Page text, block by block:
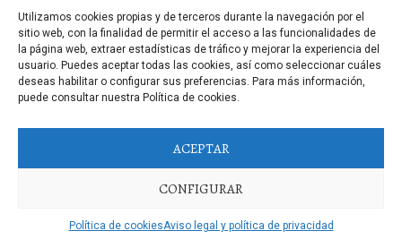
Utilizamos cookies propias y de terceros durante la navegación por el
sitio web, con la finalidad de permitir el acceso a las funcionalidades de
la página web, extraer estadísticas de tráfico y mejorar la experiencia del
usuario. Puedes aceptar todas las cookies, así como seleccionar cuáles
deseas habilitar o configurar sus preferencias. Para más información,
puede consultar nuestra Política de cookies.
ACEPTAR
CONFIGURAR
Política de cookiesAviso legal y política de privacidad
non gamstop casinos
Not gamban casino
Operations
pack054_vj6nbsisoh
pack073_1hf4hwtbhpu